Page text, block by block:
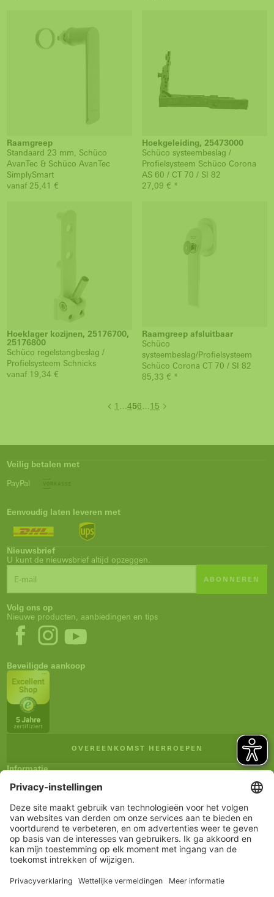
Raamgreep
Standaard 23 mm, Schüco
AvanTec & Schüco AvanTec
SimplySmart
vanaf 25,41 €
Hoekgeleiding, 25473000
Schüco systeembeslag /
Profielsysteem Schüco Corona
AS 60 / CT 70 / SI 82
27,09 € *
Hoeklager kozijnen, 25176700,
25176800
Schüco regelstangbeslag /
Profielsysteem Schnicks
vanaf 19,34 €
Raamgreep afsluitbaar
Schüco
systeembeslag/Profielsysteem
Schüco Corona CT 70 / SI 82
85,33 € *
1 …456… 15
Veilig betalen met
PayPal
Eenvoudig laten leveren met
Nieuwsbrief
U kunt de nieuwsbrief altijd opzeggen.
ABONNEREN
Volg ons op
Nieuwe producten, aanbiedingen en tips
Beveiligde aankoop
OVEREENKOMST HERROEPEN
Informatie
Algemene verkoopsvoorwaarden
Verzending en betaling
Herroepingsrecht
Verklaring inzake toegankelijkheid
Nieuwsbrief
Service
Winkelmandje
Rekening